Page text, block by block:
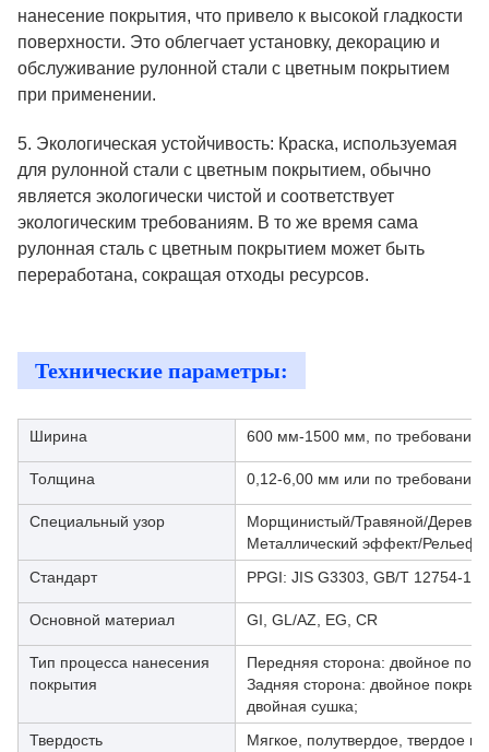
нанесение покрытия, что привело к высокой гладкости
поверхности. Это облегчает установку, декорацию и
обслуживание рулонной стали с цветным покрытием
при применении.
5. Экологическая устойчивость: Краска, используемая
для рулонной стали с цветным покрытием, обычно
является экологически чистой и соответствует
экологическим требованиям. В то же время сама
рулонная сталь с цветным покрытием может быть
переработана, сокращая отходы ресурсов.
Технические параметры:
Ширина 600 мм-1500 мм, по требованию
Толщина 0,12-6,00 мм или по требованию
Специальный узор
Морщинистый/Травяной/
Металлический эффект/
Стандарт
PPGI: JIS G3303, GB/T 12754-
Основной материал GI, GL/AZ, EG, CR
Тип процесса нанесения
покрытия
Передняя сторона: двойное
Задняя сторона: двойное
двойная сушка;
Твердость
Мягкое, полутвердое, твердое